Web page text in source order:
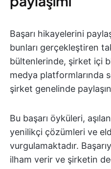
Başarı hikayelerini
bunları gerçekleştiren
bültenlerinde, şirket içi
medya platformlarında
şirket genelinde
Bu başarı öyküleri,
yenilikçi çözümleri ve
vurgulamaktadır.
ilham verir ve şirketin